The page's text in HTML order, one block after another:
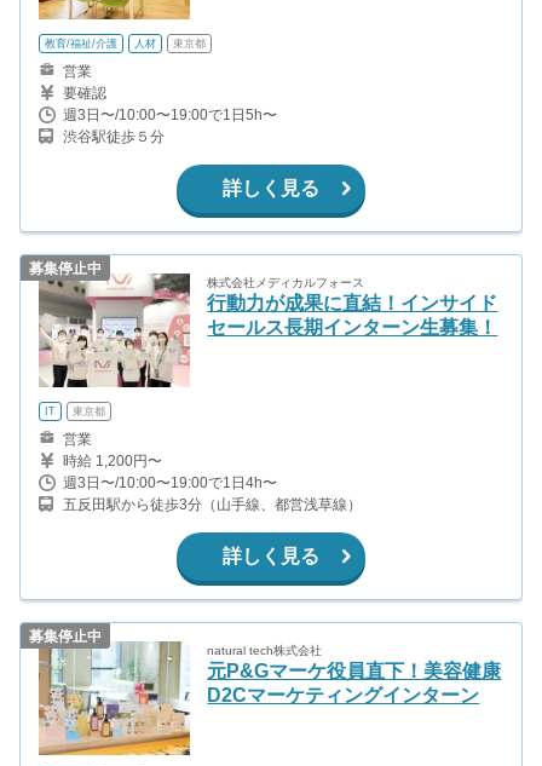
教育/福祉/介護 人材 東京都
営業
要確認
週3日〜/10:00〜19:00で1日5h〜
渋谷駅徒歩５分
詳しく見る
募集停止中
株式会社メディカルフォース
行動力が成果に直結！インサイド
セールス長期インターン生募集！
IT 東京都
営業
時給 1,200円〜
週3日〜/10:00〜19:00で1日4h〜
五反田駅から徒歩3分（山手線、都営浅草線）
詳しく見る
募集停止中
natural tech株式会社
元P&Gマーケ役員直下！美容健康
D2Cマーケティングインターン